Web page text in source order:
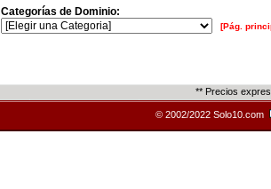
Categorías de Dominio:
[Pág.
** Precios
© 2002/2022 Solo10.com